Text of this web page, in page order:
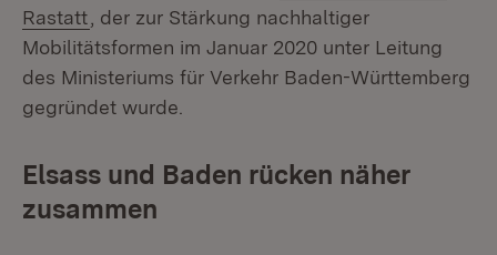
Rastatt (Öffnet in neuem Fenster)
, der zur Stärkung nachhaltiger
Mobilitätsformen im Januar 2020 unter Leitung
des Ministeriums für Verkehr Baden-Württemberg
gegründet wurde.
Elsass und Baden rücken näher
zusammen